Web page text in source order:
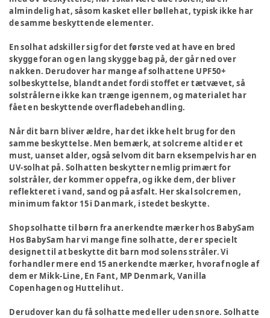
almindelig hat, såsom kasket eller bøllehat, typisk ikke har
de samme beskyttende elementer.
En solhat adskiller sig for det første ved at have en bred
skygge foran og en lang skygge bag på, der går ned over
nakken. Derudover har mange af solhattene UPF50+
solbeskyttelse, blandt andet fordi stoffet er tætvævet, så
solstrålerne ikke kan trænge igennem, og materialet har
fået en beskyttende overfladebehandling.
Når dit barn bliver ældre, har det ikke helt brug for den
samme beskyttelse. Men bemærk, at solcreme altid er et
must, uanset alder, også selvom dit barn eksempelvis har en
UV-solhat på. Solhatten beskytter nemlig primært for
solstråler, der kommer oppefra, og ikke dem, der bliver
reflekteret i vand, sand og på asfalt. Her skal solcremen,
minimum faktor 15 i Danmark, i stedet beskytte.
Shop solhatte til børn fra anerkendte mærker hos BabySam
Hos BabySam har vi mange fine solhatte, der er specielt
designet til at beskytte dit barn mod solens stråler. Vi
forhandler mere end 15 anerkendte mærker, hvoraf nogle af
dem er Mikk-Line, En Fant, MP Denmark, Vanilla
Copenhagen og Huttelihut.
Derudover kan du få solhatte med eller uden snore. Solhatte